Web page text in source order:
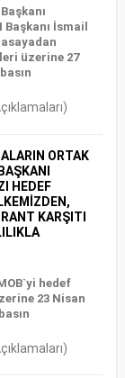
İsmail
üzerine 27
ORTAK
HEDEF
KARŞITI
hedef
23 Nisan